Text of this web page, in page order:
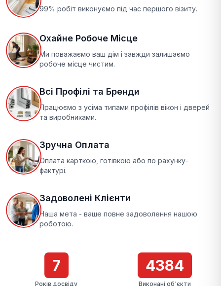
99% робіт виконуємо під час першого візиту.
Охайне Робоче Місце
Ми поважаємо ваш дім і завжди залишаємо
робоче місце чистим.
Всі Профілі та Бренди
Працюємо з усіма типами профілів вікон і дверей
та виробниками.
Зручна Оплата
Оплата карткою, готівкою або по рахунку-
фактурі.
Задоволені Клієнти
Наша мета - ваше повне задоволення нашою
роботою.
7
Років досвіду
4384
Виконані об'єкти